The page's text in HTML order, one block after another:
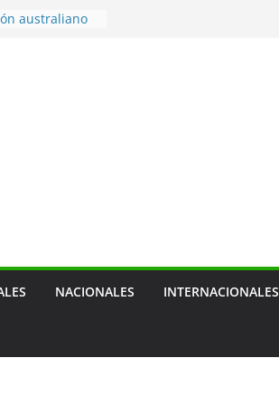
australiano
combustible
por
localidad
por medallas
Domingo
amenaza
NACIONALES INTERNACIONALES